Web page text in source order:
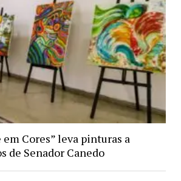
em Cores” leva pinturas a
de Senador Canedo